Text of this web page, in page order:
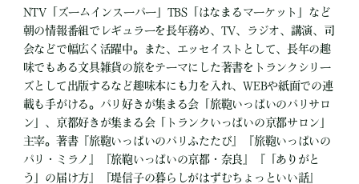
NTV「ズームインスーパー」TBS「はなまるマーケット」など
朝の情報番組でレギュラーを長年務め、TV、ラジオ、講演、司
会などで幅広く活躍中。また、エッセイストとして、長年の趣
味でもある文具雑貨の旅をテーマにした著書をトランクシリー
ズとして出版するなど趣味本にも力を入れ、WEBや紙面での連
載も手がける。パリ好きが集まる会「旅鞄いっぱいのパリサロ
ン」、京都好きが集まる会「トランクいっぱいの京都サロン」
主宰。著書『旅鞄いっぱいのパリふたたび』『旅鞄いっぱいの
パリ・ミラノ』『旅鞄いっぱいの京都・奈良』『「ありがと
う」の届け方』『堤信子の暮らしがはずむちょっといい話』